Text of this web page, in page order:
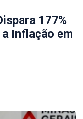
177%
Inflação em